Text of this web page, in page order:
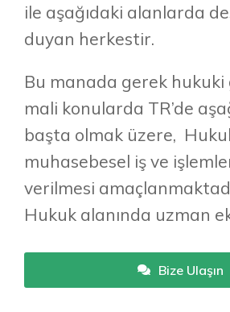
ile aşağıdaki alanlarda
duyan herkestir.
Bu manada gerek hukuki
mali konularda TR’de
başta olmak üzere,
muhasebesel iş ve
verilmesi
Hukuk alanında uzman
Bize Ulaşın